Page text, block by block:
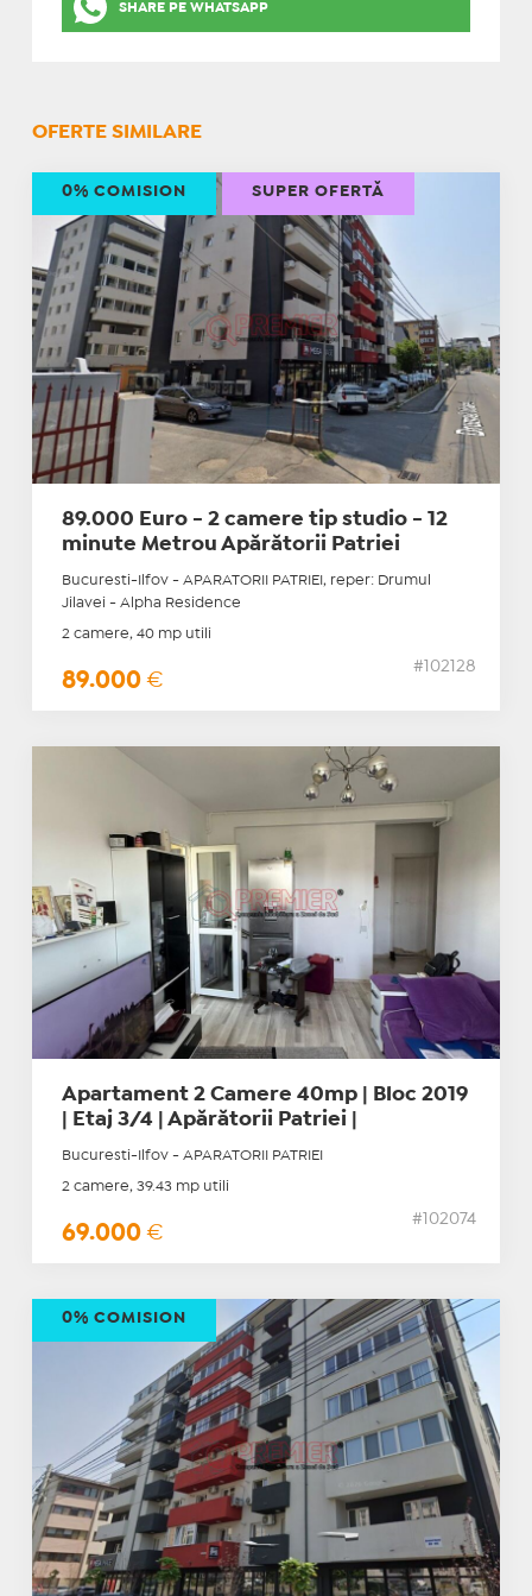
SHARE PE WHATSAPP
OFERTE SIMILARE
89.000 Euro - 2 camere tip studio - 12
minute Metrou Apărătorii Patriei
Bucuresti-Ilfov - APARATORII PATRIEI, reper: Drumul
Jilavei - Alpha Residence
2 camere, 40 mp utili
89.000 €
#102128
0% COMISION SUPER OFERTĂ
Apartament 2 Camere 40mp | Bloc 2019
| Etaj 3/4 | Apărătorii Patriei |
Bucuresti-Ilfov - APARATORII PATRIEI
2 camere, 39.43 mp utili
69.000 €
#102074
0% COMISION